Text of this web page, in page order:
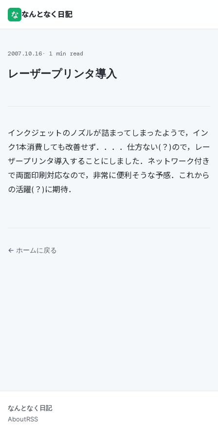
な なんとなく日記
2007.10.16 1 min read
レーザープリンタ導入
インクジェットのノズルが詰まってしまったようで，イン
ク1本消費しても改善せず．．．．仕方ない(？)ので，レー
ザープリンタ導入することにしました．ネットワーク付き
で両面印刷対応なので，非常に便利そうな予感．これから
の活躍(？)に期待．
← ホームに戻る
なんとなく日記
AboutRSS